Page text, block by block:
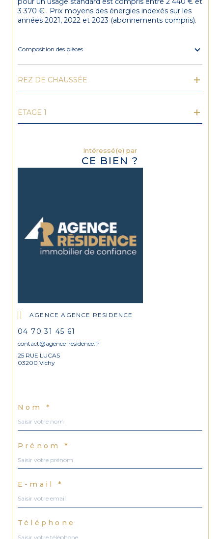
3 370 € . Prix moyens des énergies indexés sur les
années 2021, 2022 et 2023 (abonnements compris).
Composition des pièces
REZ DE CHAUSSÉE
ETAGE 1
Intéressé(e) par
CE BIEN ?
AGENCE AGENCE RESIDENCE
04 70 31 45 61
contact@agence-residence.fr
25 RUE LUCAS
03200 Vichy
Nom *
Prénom *
E-mail *
Téléphone